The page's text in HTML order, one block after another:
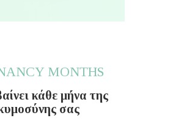
MONTHS
κάθε μήνα της
σας